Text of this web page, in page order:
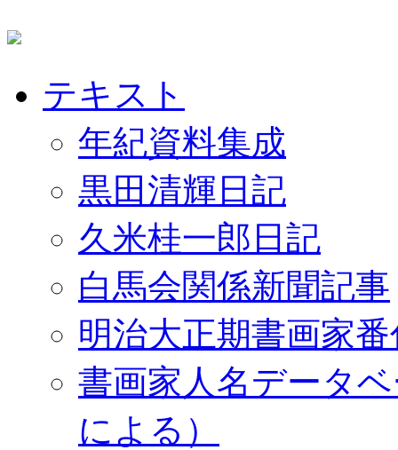
テキスト
年紀資料集成
黒田清輝日記
久米桂一郎日記
白馬会関係新聞記事
明治大正期書画家
書画家人名データ
による）